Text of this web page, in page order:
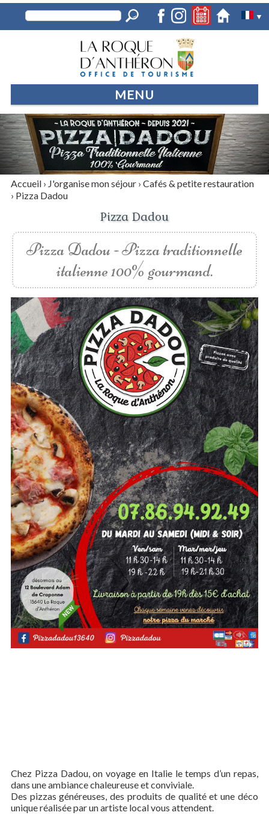
▼
MENU
Accueil› J'organise mon séjour› Cafés & petite restauration
› Pizza Dadou
Pizza Dadou
Pizza Dadou - Pizza traditionnelle
italienne 100% gourmand.
Chez Pizza Dadou, on voyage en Italie le temps d’un repas,
dans une ambiance chaleureuse et conviviale.
Des pizzas généreuses, des produits de qualité et une déco
unique réalisée par un artiste local vous attendent.